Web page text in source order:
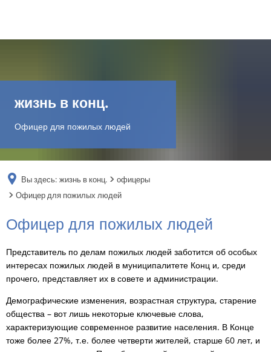
TR
UK
жизнь в конц.
Офицер для пожилых людей
Вы здесь: жизнь в конц.
офицеры
Офицер для пожилых людей
Офицер
для
пожилых
людей
Офицер для пожилых людей
Представитель по делам пожилых людей заботится об особых
интересах пожилых людей в муниципалитете Конц и, среди
прочего, представляет их в совете и администрации.
Демографические изменения, возрастная структура, старение
общества – вот лишь некоторые ключевые слова,
характеризующие современное развитие населения. В Конце
тоже более 27%, т.е. более четверти жителей, старше 60 лет, и